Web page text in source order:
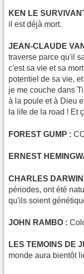
KEN LE
il est déjà mort.
JEAN-CLAUDE
traverse parce qu'il
c'est sa vie et sa
potentiel de sa vie,
je me couche dans
à la poule et à Dieu
la life de la road ! Et
FOREST GUMP :
ERNEST
CHARLES
périodes, ont été
qu'ils soient
JOHN RAMBO :
LES TEMOINS DE
monde aura bientôt